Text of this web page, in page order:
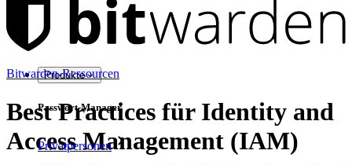
Produkte
Passwort-Manager
Privatpersonen
Bitwarden-Ressourcen
Best Practices für Identity and
Access Management (IAM)